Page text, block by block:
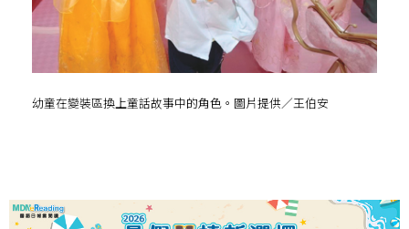
幼童在變裝區換上童話故事中的角色。圖片提供／王伯安